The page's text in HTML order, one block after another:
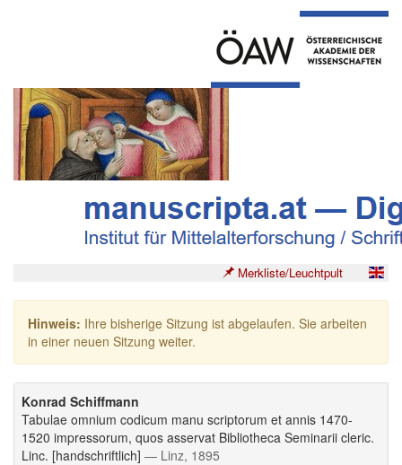
Merkliste/Leuchtpult
Hinweis: Ihre bisherige Sitzung ist abgelaufen. Sie arbeiten
in einer neuen Sitzung weiter.
Konrad Schiffmann
Tabulae omnium codicum manu scriptorum et annis 1470-
1520 impressorum, quos asservat Bibliotheca Seminarii cleric.
Linc. [handschriftlich] — Linz, 1895